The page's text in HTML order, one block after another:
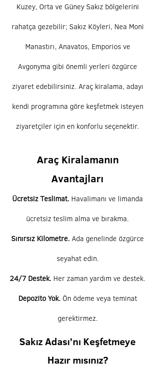
Kuzey, Orta ve Güney Sakız bölgelerini
rahatça gezebilir; Sakız Köyleri, Nea Moni
Manastırı, Anavatos, Emporios ve
Avgonyma gibi önemli yerleri özgürce
ziyaret edebilirsiniz. Araç kiralama, adayı
kendi programına göre keşfetmek isteyen
ziyaretçiler için en konforlu seçenektir.
Araç Kiralamanın
Avantajları
Ücretsiz Teslimat. Havalimanı ve limanda
ücretsiz teslim alma ve bırakma.
Sınırsız Kilometre.Ada genelinde özgürce
seyahat edin.
24/7 Destek. Her zaman yardım ve destek.
Depozito Yok. Ön ödeme veya teminat
gerektirmez.
Sakız Adası’nı Keşfetmeye
Hazır mısınız?